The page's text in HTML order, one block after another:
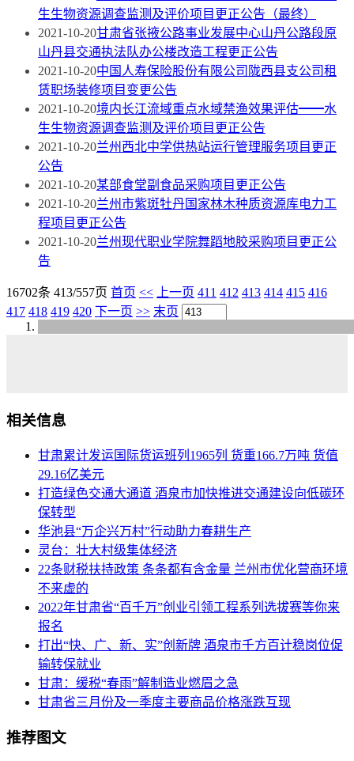
生生物资源调查监测及评价项目更正公告（最终）
2021-10-20甘肃省张掖公路事业发展中心山丹公路段原
山丹县交通执法队办公楼改造工程更正公告
2021-10-20中国人寿保险股份有限公司陇西县支公司租
赁职场装修项目变更公告
2021-10-20境内长江流域重点水域禁渔效果评估━━水
生生物资源调查监测及评价项目更正公告
2021-10-20兰州西北中学供热站运行管理服务项目更正
公告
2021-10-20某部食堂副食品采购项目更正公告
2021-10-20兰州市紫斑牡丹国家林木种质资源库电力工
程项目更正公告
2021-10-20兰州现代职业学院舞蹈地胶采购项目更正公
告
16702条 413/557页 首页 << 上一页 411 412 413 414 415 416
417 418 419 420 下一页 >> 末页
相关信息
甘肃累计发运国际货运班列1965列 货重166.7万吨 货值
29.16亿美元
打造绿色交通大通道 酒泉市加快推进交通建设向低碳环
保转型
华池县“万企兴万村”行动助力春耕生产
灵台：壮大村级集体经济
22条财税扶持政策 条条都有含金量 兰州市优化营商环境
不来虚的
2022年甘肃省“百千万”创业引领工程系列选拔赛等你来
报名
打出“快、广、新、实”创新牌 酒泉市千方百计稳岗位促
输转保就业
甘肃：缓税“春雨”解制造业燃眉之急
甘肃省三月份及一季度主要商品价格涨跌互现
推荐图文